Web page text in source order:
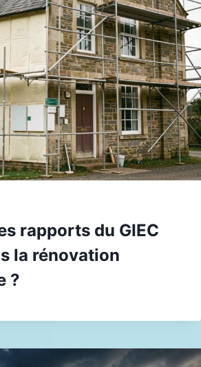
rapports du GIEC
la rénovation
?